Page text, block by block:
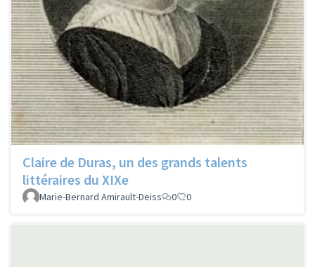
Claire de Duras, un des grands talents
littéraires du XIXe
Marie-Bernard Amirault-Deiss 0 0